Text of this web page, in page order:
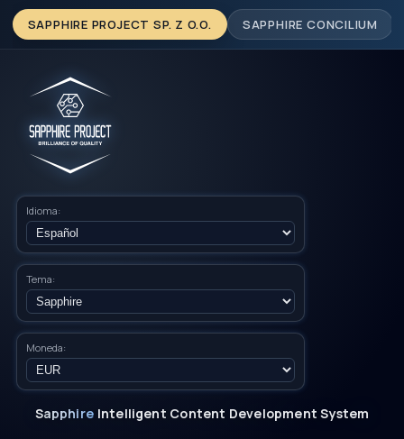
SAPPHIRE PROJECT SP. Z O.O. SAPPHIRE CONCILIUM
Idioma:
Tema:
Moneda:
Sapphire Intelligent Content Development System